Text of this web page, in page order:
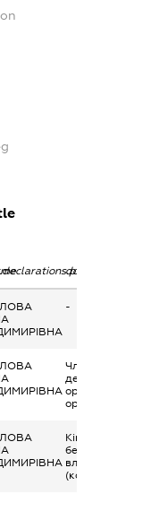
-
Членство
декларування в
організаціях та їх
органах
Кінцевий
бенефіціарний
власник
(контролер)